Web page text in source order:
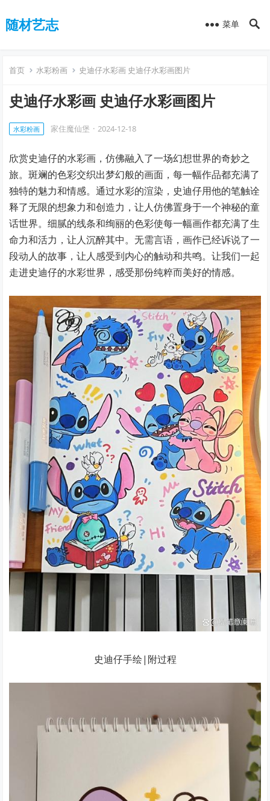
随材艺志 菜单
首页 水彩粉画 史迪仔水彩画 史迪仔水彩画图片
史迪仔水彩画 史迪仔水彩画图片
水彩粉画 家住魔仙堡 · 2024-12-18
欣赏史迪仔的水彩画，仿佛融入了一场幻想世界的奇妙之
旅。斑斓的色彩交织出梦幻般的画面，每一幅作品都充满了
独特的魅力和情感。通过水彩的渲染，史迪仔用他的笔触诠
释了无限的想象力和创造力，让人仿佛置身于一个神秘的童
话世界。细腻的线条和绚丽的色彩使每一幅画作都充满了生
命力和活力，让人沉醉其中。无需言语，画作已经诉说了一
段动人的故事，让人感受到内心的触动和共鸣。让我们一起
走进史迪仔的水彩世界，感受那份纯粹而美好的情感。
史迪仔手绘|附过程